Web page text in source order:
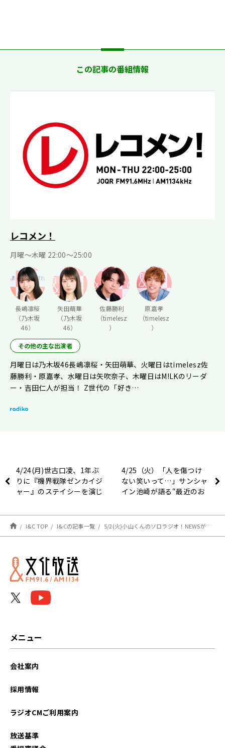
この記事の番組情報
レコメン！
月曜〜木曜 22:00〜25:00
長嶋凛桜
（乃木坂
46）
矢田萌華
（乃木坂
46）
佐藤勝利
（timelesz
）
原嘉孝
（timelesz
）
その他の主な出演者
月曜日は乃木坂46長嶋凛桜・矢田萌華、火曜日はtimelesz佐
藤勝利・原嘉孝、水曜日は矢吹奈子、木曜日はM!LKのリーダ
ー・吉田仁人が担当！ Z世代の「好き…
4/24(月)世古口凌、1年ぶ
りに『機界戦隊ゼンカイジ
ャー』のステイシーを演じ
4/25（火）「人を傷つけ
ない笑いって…」サンシャ
イン池崎が語る“最近のお
I&C TOP I&Cの記事一覧 5/2(火)小山くんのソロラジオ！NEWSが出演決定したMETOROCKのお話です！
メニュー
会社案内
採用情報
ラジオCMご利用案内
放送基準